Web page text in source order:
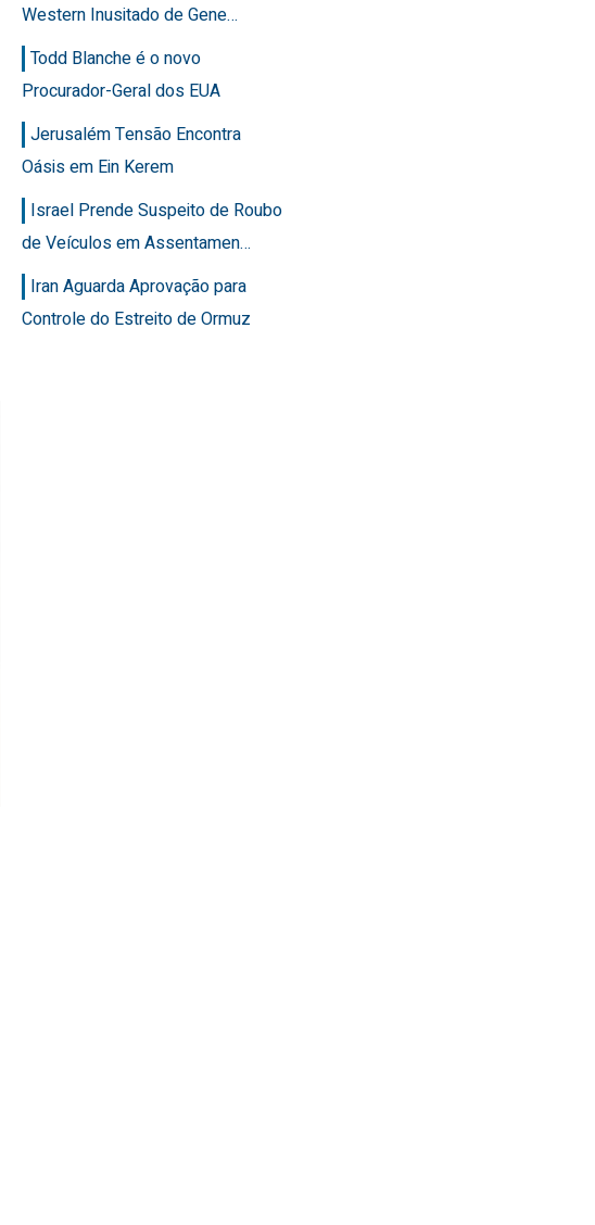
Western Inusitado de Gene…
Todd Blanche é o novo
Procurador-Geral dos EUA
Jerusalém Tensão Encontra
Oásis em Ein Kerem
Israel Prende Suspeito de Roubo
de Veículos em Assentamen…
Iran Aguarda Aprovação para
Controle do Estreito de Ormuz